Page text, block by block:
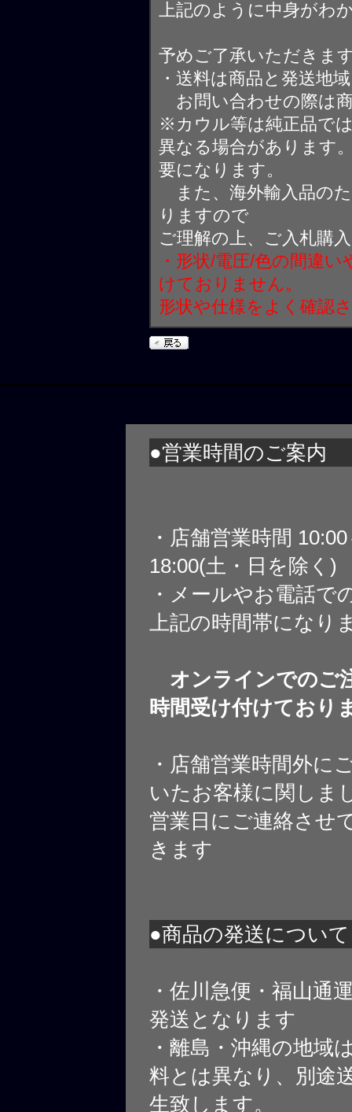
上記のように中身がわ
予めご了承いただきま
・送料は商品と発送地
お問い合わせの際は
※カウル等は純正品で
異なる場合があります
要になります。
また、海外輸入品の
りますので
ご理解の上、ご入札購
・形状/電圧/色の間違
けておりません。
形状や仕様をよく確認
●営業時間のご案内
・店舗営業時間
18:00(土・日を除く)
・メールやお電話で
上記の時間帯になり
オンラインでのご
時間受け付けており
・店舗営業時間外に
いたお客様に関しま
営業日にご連絡させ
きます
●商品の発送について
・佐川急便・福山通
発送となります
・離島・沖縄の地域
料とは異なり、別途
生致します。